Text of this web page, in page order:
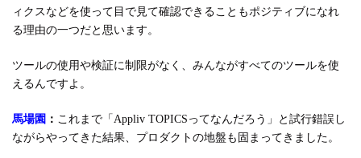
ィクスなどを使って目で見て確認できることもポジティブになれ
る理由の一つだと思います。
ツールの使用や検証に制限がなく、みんながすべてのツールを使
えるんですよ。
馬場園 ： これまで「Appliv TOPICSってなんだろう」と試行錯誤し
ながらやってきた結果、プロダクトの地盤も固まってきました。